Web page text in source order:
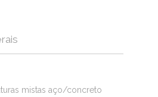
mistas aço/concreto